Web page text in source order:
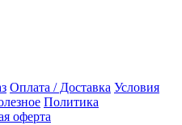
Оплата / Доставка Условия
Политика
оферта